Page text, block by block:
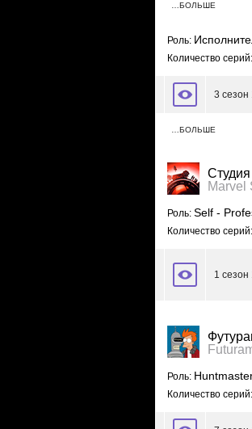
…БОЛЬШЕ
Роль:
Количество
3 сезон
…БОЛЬШЕ
Marvel
Роль: Self -
Количество
1 сезон
Роль:
Количество